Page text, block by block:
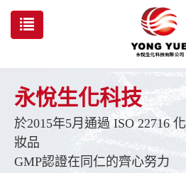
永悅生化科技
於2015年5月通過 ISO 22716 化
妝品
GMP認證在同仁的齊心努力